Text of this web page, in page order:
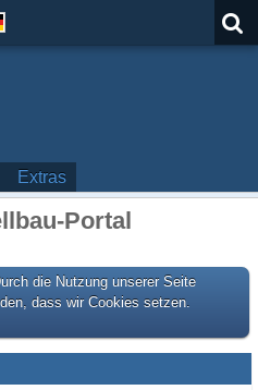
Extras
Portal
die Nutzung unserer Seite
dass wir Cookies setzen.